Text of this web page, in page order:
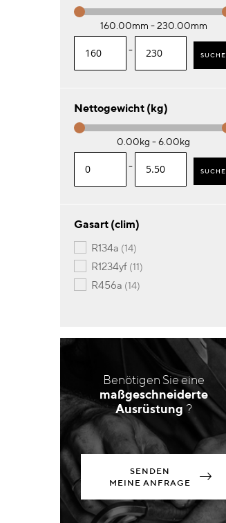
160.00mm - 230.00mm
- SUCHE
Nettogewicht (kg)
0.00kg - 6.00kg
- SUCHE
Gasart (clim)
r134a 14Artikel
r1234yf 11Artikel
r456a 14Artikel
Benötigen Sie eine
maßgeschneiderte
Ausrüstung ?
SENDEN
MEINE ANFRAGE